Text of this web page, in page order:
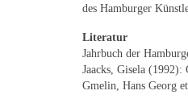
des Hamburger
Literatur
Jahrbuch der
Jaacks, Gisela (1992):
Gmelin, Hans Georg